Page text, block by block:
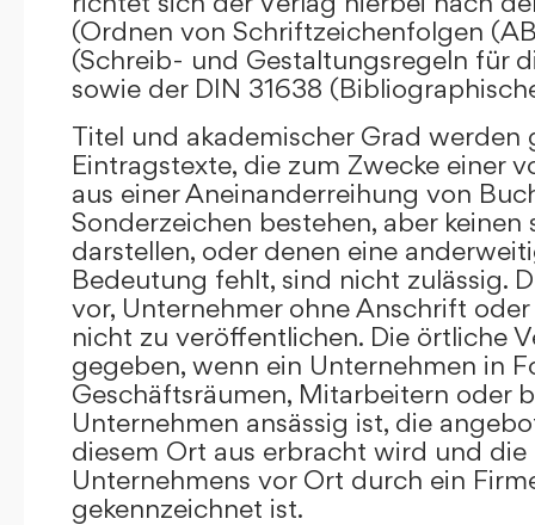
(Ordnen von Schriftzeichenfolgen
(Schreib- und Gestaltungsregeln für
sowie der DIN 31638
Titel und akademischer Grad werden
Eintragstexte, die zum Zwecke einer
aus einer Aneinanderreihung von
Sonderzeichen bestehen, aber keinen
darstellen, oder denen eine
Bedeutung fehlt, sind nicht zulässig.
vor, Unternehmer ohne Anschrift
nicht zu veröffentlichen. Die örtliche
gegeben, wenn ein Unternehmen in
Geschäftsräumen, Mitarbeitern oder
Unternehmen ansässig ist, die
diesem Ort aus erbracht wird und die
Unternehmens vor Ort durch ein
gekennzeichnet ist.